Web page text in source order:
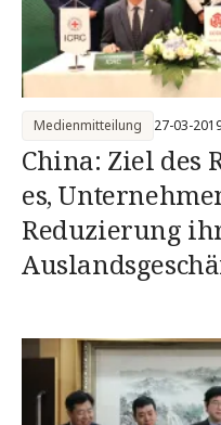
China: Ziel des
es,
Reduzierung
Medienmitteilung 27-03-